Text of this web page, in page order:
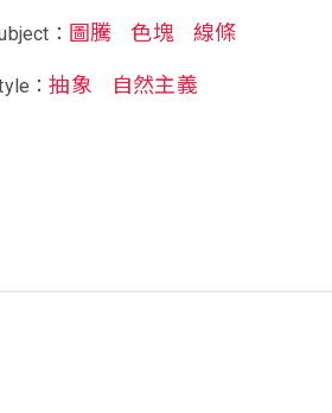
： 圖騰 色塊 線條
：抽象 自然主義